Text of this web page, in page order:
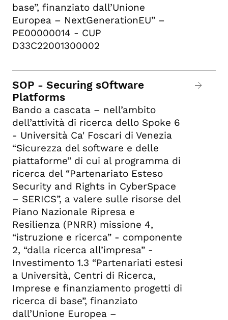
base”, finanziato dall’Unione
Europea – NextGenerationEU” –
PE00000014 - CUP
D33C22001300002
SOP - Securing sOftware
Platforms
Bando a cascata – nell’ambito
dell’attività di ricerca dello Spoke 6
- Università Ca' Foscari di Venezia
“Sicurezza del software e delle
piattaforme” di cui al programma di
ricerca del “Partenariato Esteso
Security and Rights in CyberSpace
– SERICS”, a valere sulle risorse del
Piano Nazionale Ripresa e
Resilienza (PNRR) missione 4,
“istruzione e ricerca” - componente
2, “dalla ricerca all’impresa” -
Investimento 1.3 “Partenariati estesi
a Università, Centri di Ricerca,
Imprese e finanziamento progetti di
ricerca di base”, finanziato
dall’Unione Europea –